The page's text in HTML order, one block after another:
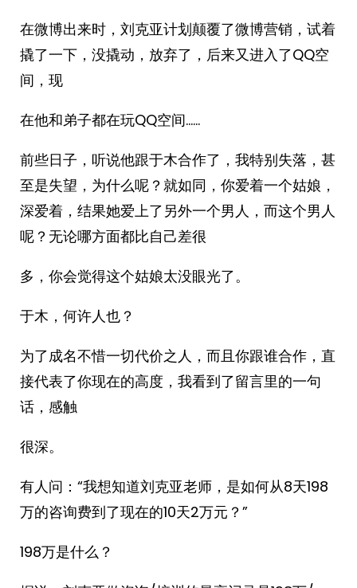
在微博出来时，刘克亚计划颠覆了微博营销，试着
撬了一下，没撬动，放弃了，后来又进入了QQ空
间，现
在他和弟子都在玩QQ空间……
前些日子，听说他跟于木合作了，我特别失落，甚
至是失望，为什么呢？就如同，你爱着一个姑娘，
深爱着，结果她爱上了另外一个男人，而这个男人
呢？无论哪方面都比自己差很
多，你会觉得这个姑娘太没眼光了。
于木，何许人也？
为了成名不惜一切代价之人，而且你跟谁合作，直
接代表了你现在的高度，我看到了留言里的一句
话，感触
很深。
有人问：“我想知道刘克亚老师，是如何从8天198
万的咨询费到了现在的10天2万元？”
198万是什么？